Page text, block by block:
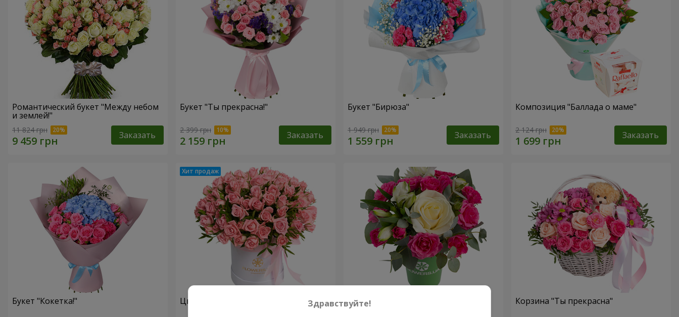
Романтический букет "Между небом
и землей!"
11 824 грн Заказать
Букет "Ты прекрасна!"
2 399 грн Заказать
Букет "Бирюза"
1 949 грн Заказать
Композиция "Баллада о маме"
2 124 грн Заказать
Букет "Кокетка!" Цветы в коробке "Розовый оазис" Композиция "Вспышка чувств" Корзина "Ты прекрасна"
Здравствуйте!